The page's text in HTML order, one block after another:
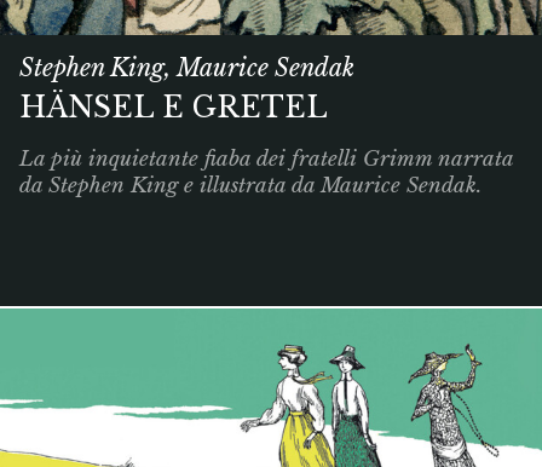
Stephen King, Maurice Sendak
HÄNSEL E GRETEL
La più inquietante fiaba dei fratelli Grimm narrata
da Stephen King e illustrata da Maurice Sendak.